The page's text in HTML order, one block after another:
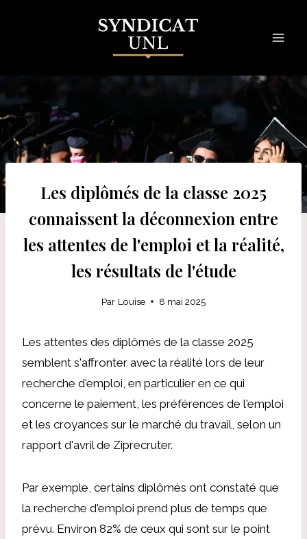
Les diplômés de la classe 2025
connaissent la déconnexion entre
les attentes de l'emploi et la réalité,
les résultats de l'étude
Par Louise 8 mai 2025
Les attentes des diplômés de la classe 2025
semblent s'affronter avec la réalité lors de leur
recherche d'emploi, en particulier en ce qui
concerne le paiement, les préférences de l'emploi
et les croyances sur le marché du travail, selon un
rapport d'avril de Ziprecruter.
Par exemple, certains diplômés ont constaté que
la recherche d'emploi prend plus de temps que
prévu. Environ 82% de ceux qui sont sur le point